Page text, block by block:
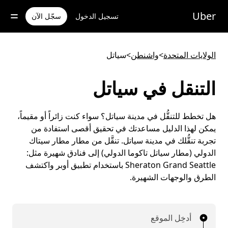
للوصول
المحتوى
Uber تسجيل الدخول سجّل الآن
الولايات المتحدة>واشنطن>سياتل
التنقل في سياتل
هل تخطط للتنقُّل في مدينة سياتل؟ سواء كنت زائراً أو مقيماً،
يمكن لهذا الدليل مساعدتك في تحقيق أقصى استفادة من
تجربة تنقُّلك في مدينة سياتل. تنقَّل من مطار مطار سيتاك
الدولي (مطار سياتل تاكوما الدولي) إلى فنادق شهيرة مثل:
Sheraton Grand Seattle باستخدام تطبيق أوبر واكتشف
الطرق والوجهات الشهيرة.
أدخِل الموقع